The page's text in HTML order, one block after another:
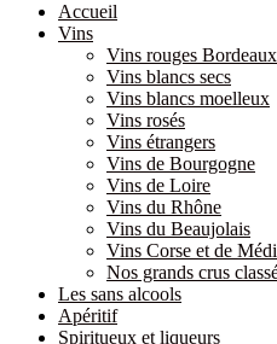
Accueil
Vins
Vins rouges
Vins blancs secs
Vins blancs moelleux
Vins rosés
Vins étrangers
Vins de Bourgogne
Vins de Loire
Vins du Rhône
Vins du Beaujolais
Vins Corse et de
Nos grands crus
Les sans alcools
Apéritif
Spiritueux et liqueurs